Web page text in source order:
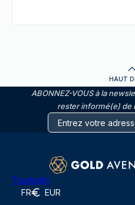
HAUT
ABONNEZ-VOUS à la
rester informé(e) de
Trustpilot
FR EUR